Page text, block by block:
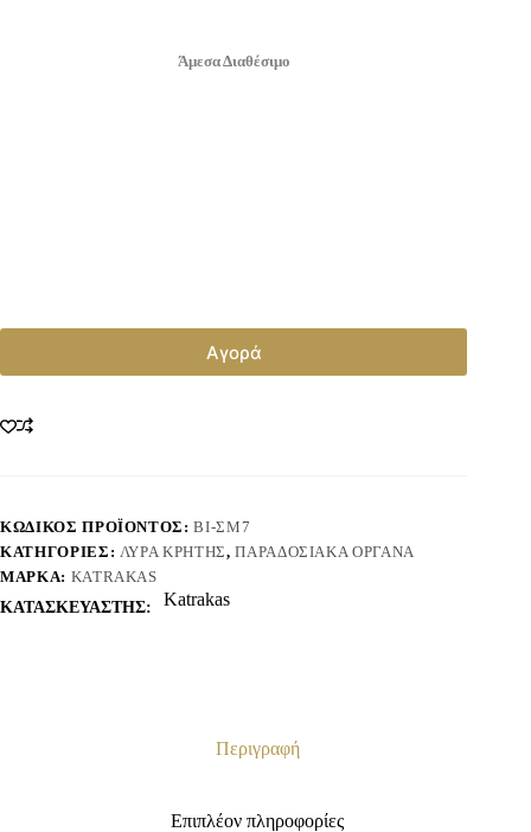
Άμεσα Διαθέσιμο
Αγορά
ΚΩΔΙΚΌΣ ΠΡΟΪΌΝΤΟΣ:ΒΙ-ΣΜ7
ΚΑΤΗΓΟΡΊΕΣ: ΛΎΡΑ ΚΡΉΤΗΣ,ΠΑΡΑΔΟΣΙΑΚΆ ΌΡΓΑΝΑ
ΜΆΡΚΑ: KATRAKAS
ΚΑΤΑΣΚΕΥΑΣΤΗΣ:
Katrakas
Περιγραφή
Επιπλέον πληροφορίες